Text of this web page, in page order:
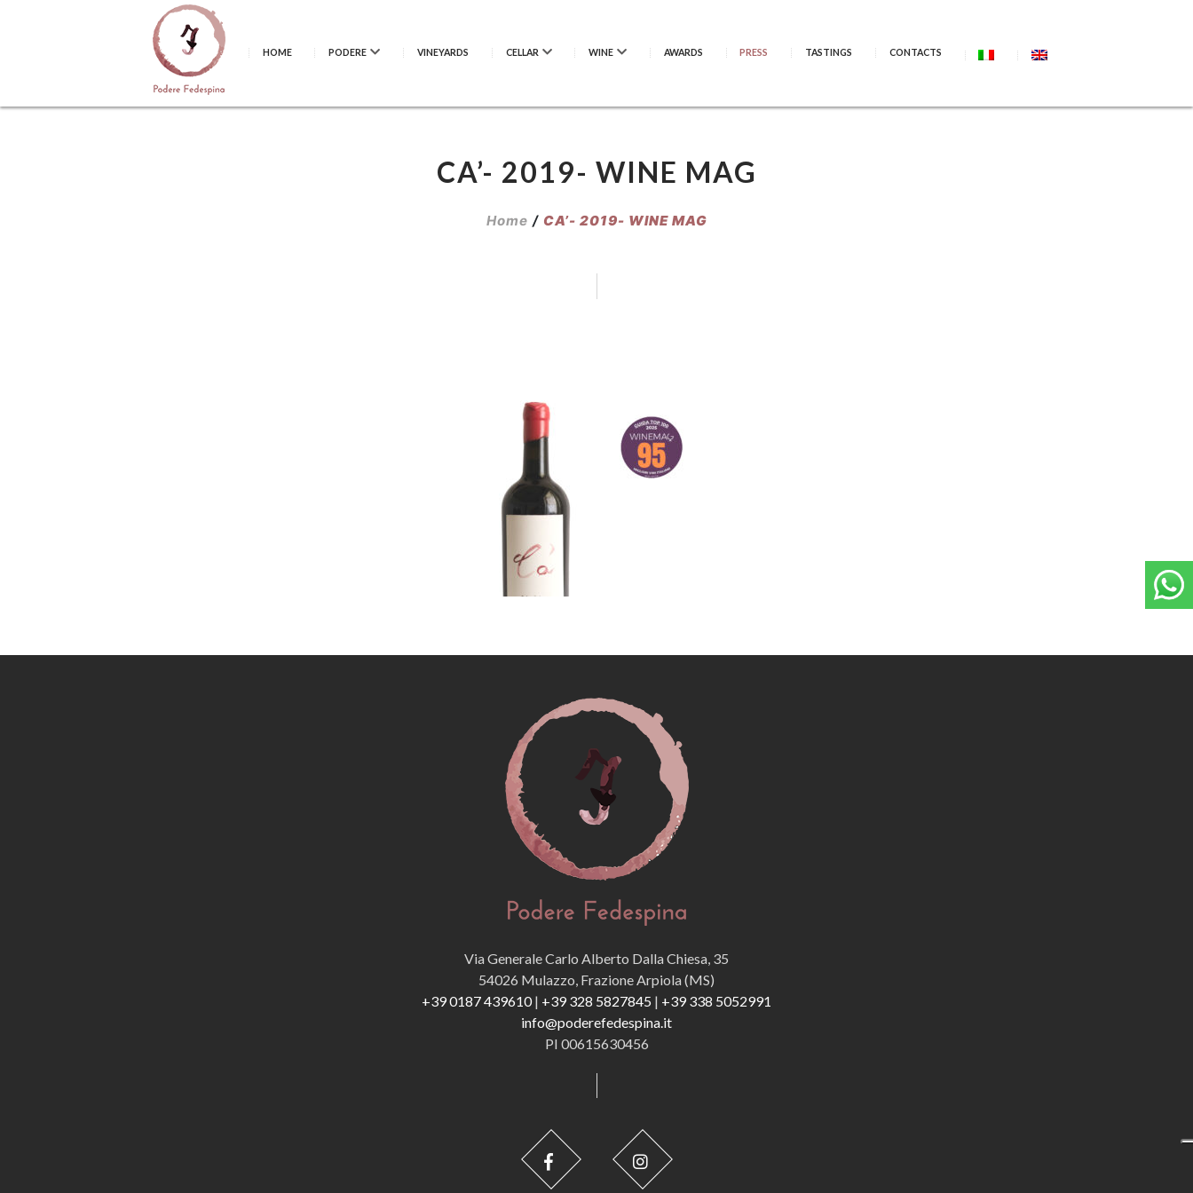
HOME PODERE VINEYARDS CELLAR WINE AWARDS PRESS TASTINGS CONTACTS
CA’- 2019- WINE MAG
Home / CA’- 2019- WINE MAG
Via Generale Carlo Alberto Dalla Chiesa, 35
54026 Mulazzo, Frazione Arpiola (MS)
+39 0187 439610| +39 328 5827845 | +39 338 5052991
info@poderefedespina.it
PI 00615630456